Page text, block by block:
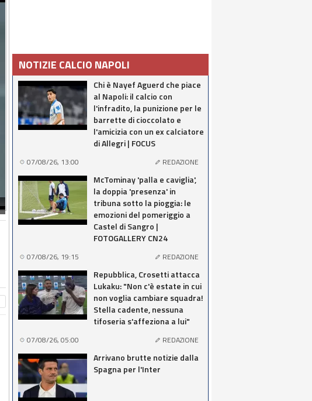
NOTIZIE CALCIO NAPOLI
Chi è Nayef Aguerd che piace
al Napoli: il calcio con
l'infradito, la punizione per le
barrette di cioccolato e
l'amicizia con un ex calciatore
di Allegri | FOCUS
07/08/26, 13:00 REDAZIONE
McTominay 'palla e caviglia',
la doppia 'presenza' in
tribuna sotto la pioggia: le
emozioni del pomeriggio a
Castel di Sangro |
FOTOGALLERY CN24
07/08/26, 19:15 REDAZIONE
Repubblica, Crosetti attacca
Lukaku: "Non c'è estate in cui
non voglia cambiare squadra!
Stella cadente, nessuna
tifoseria s'affeziona a lui"
07/08/26, 05:00 REDAZIONE
Arrivano brutte notizie dalla
Spagna per l'Inter